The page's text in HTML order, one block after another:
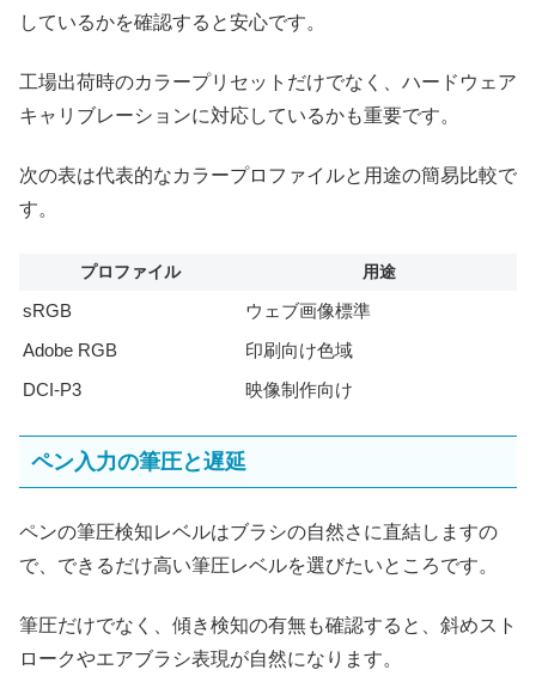
しているかを確認すると安心です。
工場出荷時のカラープリセットだけでなく、ハードウェア
キャリブレーションに対応しているかも重要です。
次の表は代表的なカラープロファイルと用途の簡易比較で
す。
プロファイル 用途
sRGB
ウェブ画像標準
Adobe RGB
印刷向け色域
DCI-P3
映像制作向け
ペン入力の筆圧と遅延
ペンの筆圧検知レベルはブラシの自然さに直結しますの
で、できるだけ高い筆圧レベルを選びたいところです。
筆圧だけでなく、傾き検知の有無も確認すると、斜めスト
ロークやエアブラシ表現が自然になります。